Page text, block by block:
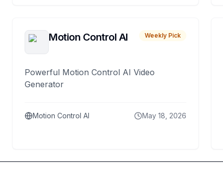
Motion Control AI Weekly Pick
Powerful Motion Control AI Video
Generator
Motion Control AI May 18, 2026